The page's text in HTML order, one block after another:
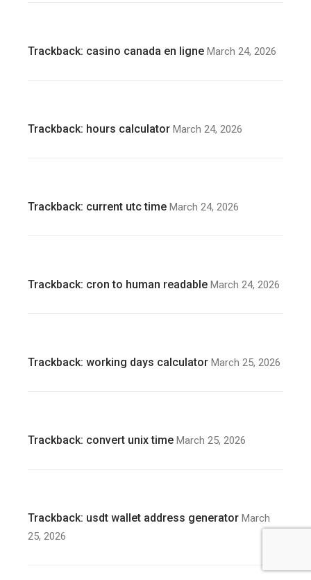
Trackback: casino canada en ligne March 24, 2026
Trackback: hours calculator March 24, 2026
Trackback: current utc time March 24, 2026
Trackback: cron to human readable March 24, 2026
Trackback:working days calculator March 25, 2026
Trackback: convert unix time March 25, 2026
Trackback: usdt wallet address generator March
25, 2026